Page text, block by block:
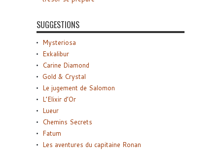
SUGGESTIONS
Mysteriosa
Exkalibur
Carine Diamond
Gold & Crystal
Le jugement de Salomon
L’Elixir d’Or
Lueur
Chemins Secrets
Fatum
Les aventures du capitaine Ronan